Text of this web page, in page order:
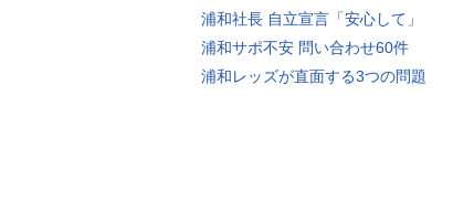
浦和社長 自立宣言「安心して」
浦和サポ不安 問い合わせ60件
浦和レッズが直面する3つの問題